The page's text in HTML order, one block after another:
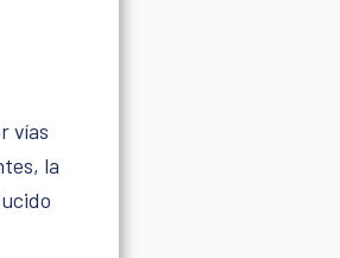
vías
la